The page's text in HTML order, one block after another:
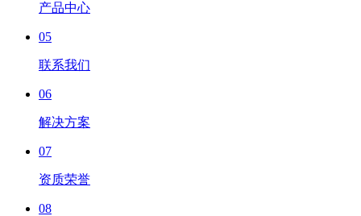
产品中心
05
联系我们
06
解决方案
07
资质荣誉
08